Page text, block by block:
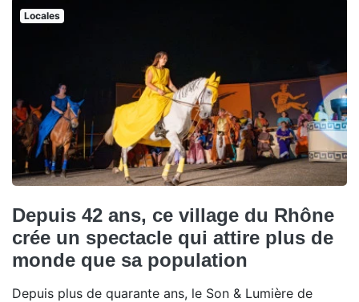
Locales
Depuis 42 ans, ce village du Rhône
crée un spectacle qui attire plus de
monde que sa population
Depuis plus de quarante ans, le Son & Lumière de